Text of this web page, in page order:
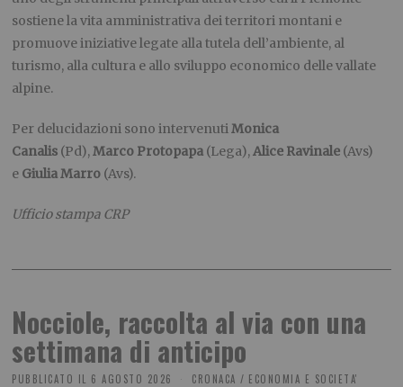
sostiene la vita amministrativa dei territori montani e
promuove iniziative legate alla tutela dell’ambiente, al
turismo, alla cultura e allo sviluppo economico delle vallate
alpine.
Per delucidazioni sono intervenutiMonica
Canalis (Pd),Marco Protopapa (Lega),Alice Ravinale (Avs)
e Giulia Marro (Avs).
Ufficio stampa CRP
Nocciole, raccolta al via con una
settimana di anticipo
PUBBLICATO IL 6 AGOSTO 2026 CRONACA / ECONOMIA E SOCIETA'